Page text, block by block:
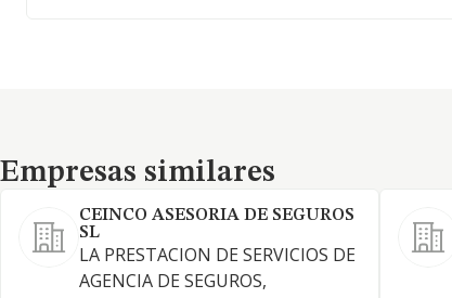
Empresas similares
Empresas similares
CEINCO ASESORIA DE SEGUROS
SL
LA PRESTACION DE SERVICIOS DE
AGENCIA DE SEGUROS,